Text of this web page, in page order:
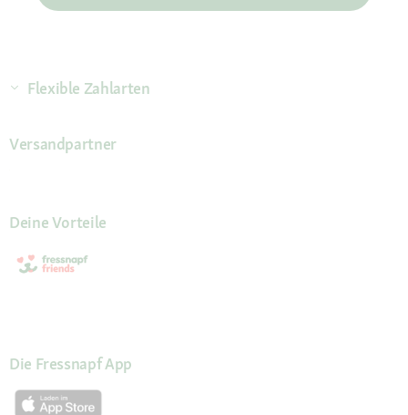
Flexible Zahlarten
Versandpartner
Deine Vorteile
Die Fressnapf App